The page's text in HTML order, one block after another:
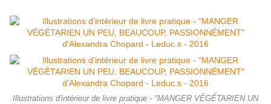
Illustrations d'intérieur de livre pratique - "MANGER VÉGÉTARIEN UN